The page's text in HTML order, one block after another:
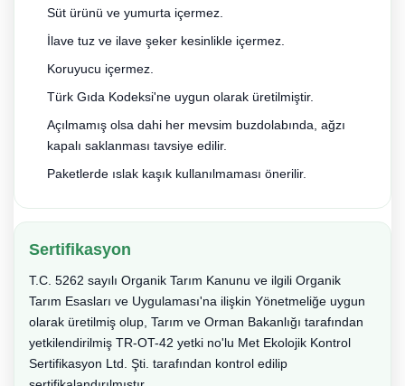
Süt ürünü ve yumurta içermez.
İlave tuz ve ilave şeker kesinlikle içermez.
Koruyucu içermez.
Türk Gıda Kodeksi'ne uygun olarak üretilmiştir.
Açılmamış olsa dahi her mevsim buzdolabında, ağzı
kapalı saklanması tavsiye edilir.
Paketlerde ıslak kaşık kullanılmaması önerilir.
Sertifikasyon
T.C. 5262 sayılı Organik Tarım Kanunu ve ilgili Organik
Tarım Esasları ve Uygulaması'na ilişkin Yönetmeliğe uygun
olarak üretilmiş olup, Tarım ve Orman Bakanlığı tarafından
yetkilendirilmiş TR-OT-42 yetki no'lu Met Ekolojik Kontrol
Sertifikasyon Ltd. Şti. tarafından kontrol edilip